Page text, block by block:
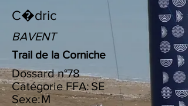
C�dric
BAVENT
Trail de la Corniche
Dossard n°78
Catégorie FFA: SE
Sexe:M